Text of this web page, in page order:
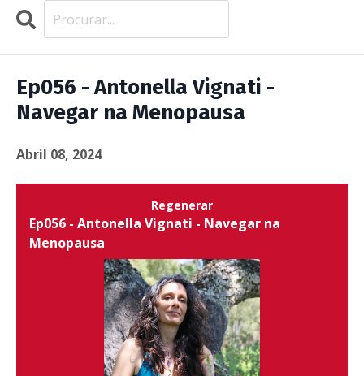
Search
Ep056 - Antonella Vignati -
Navegar na Menopausa
Abril 08, 2024